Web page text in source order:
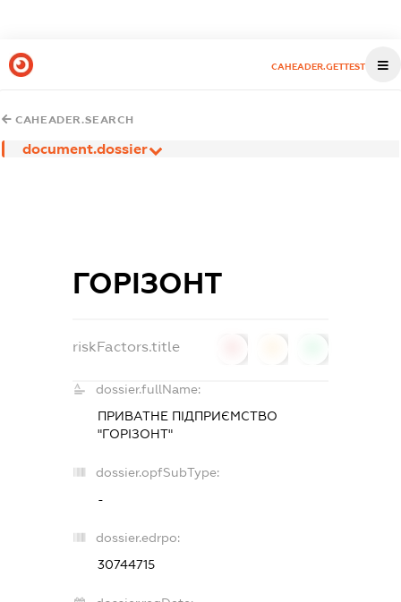
CAHEADER.GETTEST
CAHEADER.SEARCH
document.dossier
ГОРІЗОНТ
riskFactors.title
dossier.fullName:
ПРИВАТНЕ ПІДПРИЄМСТВО
"ГОРІЗОНТ"
dossier.opfSubType:
-
dossier.edrpo:
30744715